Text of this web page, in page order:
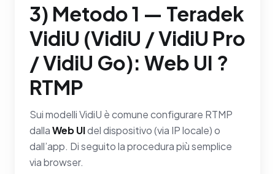
3) Metodo 1 — Teradek
VidiU (VidiU / VidiU Pro
/ VidiU Go): Web UI ?
RTMP
Sui modelli VidiU è comune configurare RTMP
dallaWeb UIdel dispositivo (via IP locale) o
dall’app. Di seguito la procedura più semplice
via browser.